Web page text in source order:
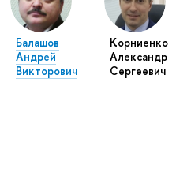
Балашов
Андрей
Викторович
Корниенко
Александр
Сергеевич